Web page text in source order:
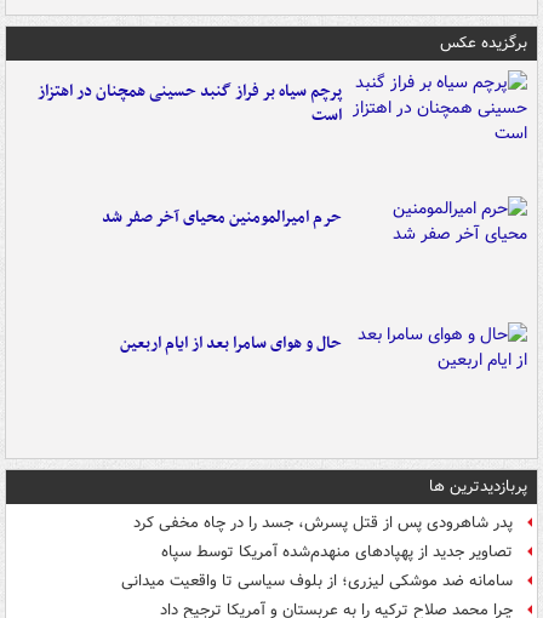
برگزیده عکس
پرچم سیاه بر فراز گنبد حسینی همچنان در اهتزاز
است
حرم امیرالمومنین محیای آخر صفر شد
حال و هوای سامرا بعد از ایام اربعین
پربازدیدترین ها
پدر شاهرودی پس از قتل پسرش، جسد را در چاه مخفی کرد
تصاویر جدید از پهپادهای منهدم‌شده آمریکا توسط سپاه
سامانه ضد موشکی لیزری؛ از بلوف سیاسی تا واقعیت میدانی
چرا محمد صلاح ترکیه را به عربستان و آمریکا ترجیح داد